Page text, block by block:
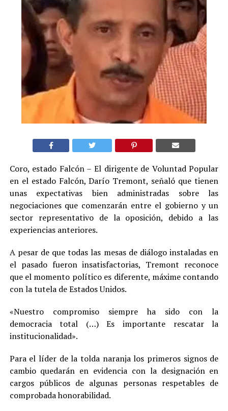
Coro, estado Falcón – El dirigente de Voluntad Popular
en el estado Falcón, Darío Tremont, señaló que tienen
unas expectativas bien administradas sobre las
negociaciones que comenzarán entre el gobierno y un
sector representativo de la oposición, debido a las
experiencias anteriores.
A pesar de que todas las mesas de diálogo instaladas en
el pasado fueron insatisfactorias, Tremont reconoce
que el momento político es diferente, máxime contando
con la tutela de Estados Unidos.
«Nuestro compromiso siempre ha sido con la
democracia total (…) Es importante rescatar la
institucionalidad».
Para el líder de la tolda naranja los primeros signos de
cambio quedarán en evidencia con la designación en
cargos públicos de algunas personas respetables de
comprobada honorabilidad.